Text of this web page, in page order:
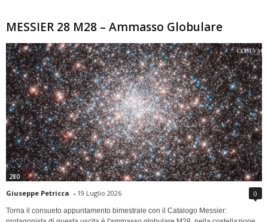
MESSIER 28 M28 – Ammasso Globulare
280
Giuseppe Petricca - 19 Luglio 2026 0
Torna il consueto appuntamento bimestrale con il Catalogo Messier: